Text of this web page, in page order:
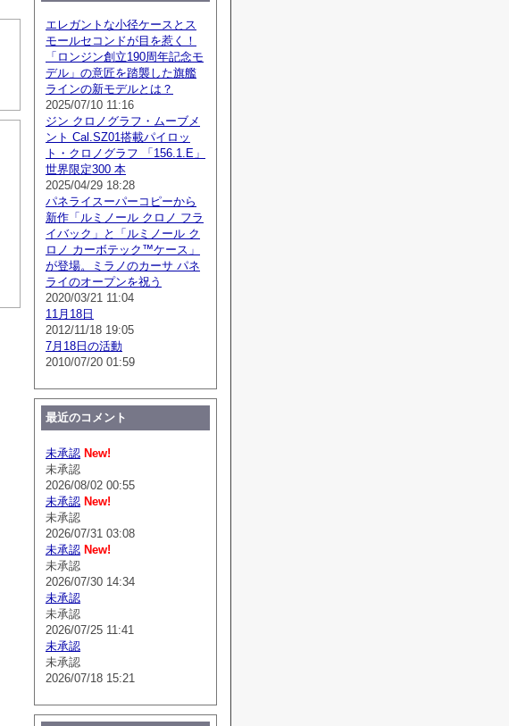
エレガントな小径ケースとス
モールセコンドが目を惹く！
「ロンジン創立190周年記念モ
デル」の意匠を踏襲した旗艦
ラインの新モデルとは？
2025/07/10 11:16
ジン クロノグラフ・ムーブメ
ント Cal.SZ01搭載パイロッ
ト・クロノグラフ 「156.1.E」
世界限定300 本
2025/04/29 18:28
パネライスーパーコピーから
新作「ルミノール クロノ フラ
イバック」と「ルミノール ク
ロノ カーボテック™ケース」
が登場。ミラノのカーサ パネ
ライのオープンを祝う
2020/03/21 11:04
11月18日
2012/11/18 19:05
7月18日の活動
2010/07/20 01:59
最近のコメント
未承認 New!
未承認
2026/08/02 00:55
未承認 New!
未承認
2026/07/31 03:08
未承認 New!
未承認
2026/07/30 14:34
未承認
未承認
2026/07/25 11:41
未承認
未承認
2026/07/18 15:21